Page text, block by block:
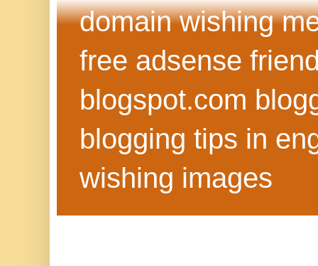
domain wishing
free adsense
blogspot.com
blogging tips in
wishing images